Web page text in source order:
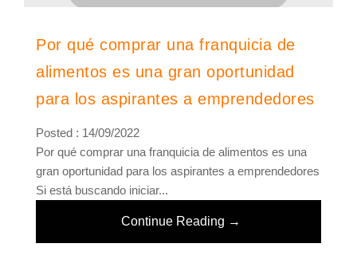
Por qué comprar una franquicia de
alimentos es una gran oportunidad
para los aspirantes a emprendedores
Posted : 14/09/2022
Por qué comprar una franquicia de alimentos es una
gran oportunidad para los aspirantes a emprendedores
Si está buscando iniciar...
Continue Reading →